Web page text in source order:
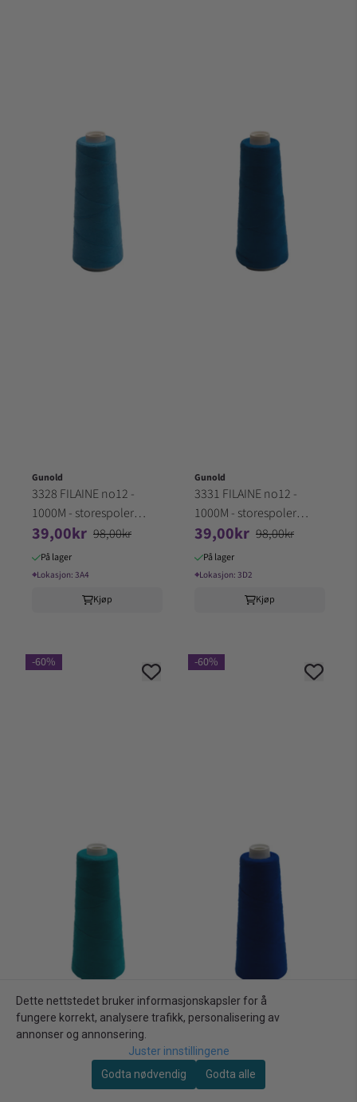
Gunold
3328 FILAINE no12 -
1000M - storespoler
100% Akryl (3A4)
39,00kr 98,00kr
På lager
⌖Lokasjon: 3A4
Kjøp
Gunold
3331 FILAINE no12 -
1000M - storespoler
100% Akryl (3D2)
39,00kr 98,00kr
På lager
⌖Lokasjon: 3D2
Kjøp
-60% -60%
Dette nettstedet bruker informasjonskapsler for å
fungere korrekt, analysere trafikk, personalisering av
annonser og annonsering.
Juster innstillingene
Godta nødvendig
Godta alle